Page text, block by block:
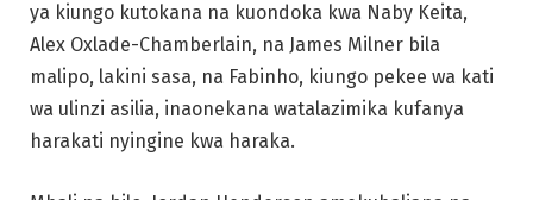
ya kiungo kutokana na kuondoka kwa Naby Keita,
Alex Oxlade-Chamberlain, na James Milner bila
malipo, lakini sasa, na Fabinho, kiungo pekee wa kati
wa ulinzi asilia, inaonekana watalazimika kufanya
harakati nyingine kwa haraka.